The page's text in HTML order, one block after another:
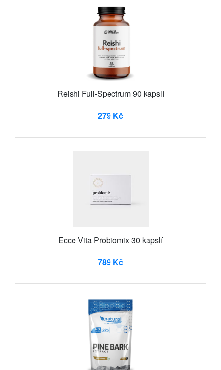
Reishi Full-Spectrum 90 kapslí
279 Kč
Ecce Vita Probiomix 30 kapslí
789 Kč